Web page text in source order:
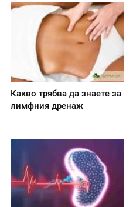
Какво трябва да знаете за
лимфния дренаж